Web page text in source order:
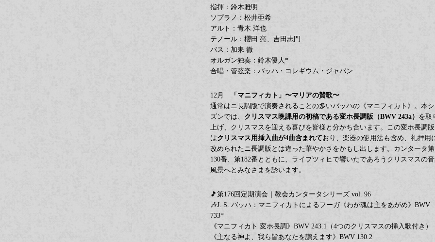
指揮：鈴木雅明
ソプラノ：松井亜希
アルト：青木 洋也
テノール：櫻田 亮、吉田志門
バス：加耒 徹
オルガン独奏：鈴木優人*
合唱・管弦楽：バッハ・コレギウム・ジャパン
12月
「マニフィカト」〜マリアの賛歌〜
通常はニ長調版で演奏されることの多いバッハの《マニフィカト》。本
ズンでは、 クリスマス晩課用の初稿である変ホ長調版（BWV 243a） を取
上げ、クリスマスを迎える喜びを皆様と分かち合います。この変ホ長調
はクリスマス用挿入曲が4曲含まれており、楽器の使用法も含め、礼拝用
改められたニ長調版とは違った華やかさをかもし出します。カンタータ第
130番、第182番とともに、ライプツィヒで響いたであろうクリスマスの
風景へとみなさまを誘います。
🎵第176回定期演会｜教会カンタータシリーズ vol. 96
🎶J. S. バッハ：マニフィカトによるフーガ《わが魂は主をあがめ》BWV
733*
《マニフィカト 変ホ長調》BWV 243.1（4つのクリスマスの挿入歌付き）
《主なる神よ、我ら皆あなたを讃えます》BWV 130.2